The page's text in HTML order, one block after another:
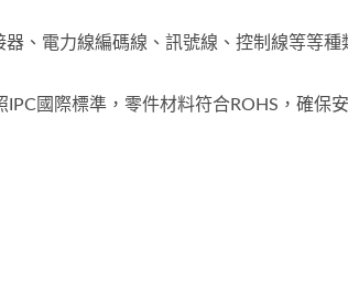
、電力線編碼線、訊號線、控制線等等種
國際標準，零件材料符合ROHS，確保